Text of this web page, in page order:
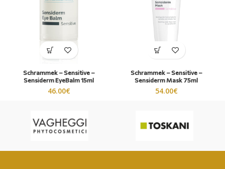
Schrammek – Sensitive –
Sensiderm EyeBalm 15ml
46.00€
Schrammek – Sensitive –
Sensiderm Mask 75ml
54.00€